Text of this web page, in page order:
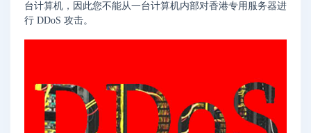
台计算机，因此您不能从一台计算机内部对香港专用服务器进
行 DDoS 攻击。